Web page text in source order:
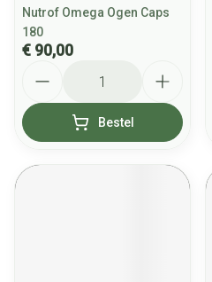
Nutrof Omega Ogen Caps
180
€ 90,00
Bestel